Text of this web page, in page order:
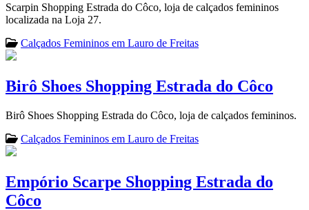
Scarpin Shopping Estrada do Côco, loja de calçados femininos
localizada na Loja 27.
Calçados Femininos em Lauro de Freitas
Birô Shoes Shopping Estrada do Côco
Birô Shoes Shopping Estrada do Côco, loja de calçados femininos.
Calçados Femininos em Lauro de Freitas
Empório Scarpe Shopping Estrada do
Côco